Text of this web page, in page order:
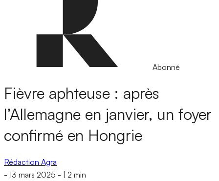
Abonné
Fièvre aphteuse : après
l’Allemagne en janvier, un foyer
confirmé en Hongrie
Rédaction Agra
- 13 mars 2025 - 2 min